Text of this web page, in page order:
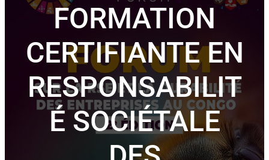
FORMATION
CERTIFIANTE EN
RESPONSABILIT
É SOCIÉTALE